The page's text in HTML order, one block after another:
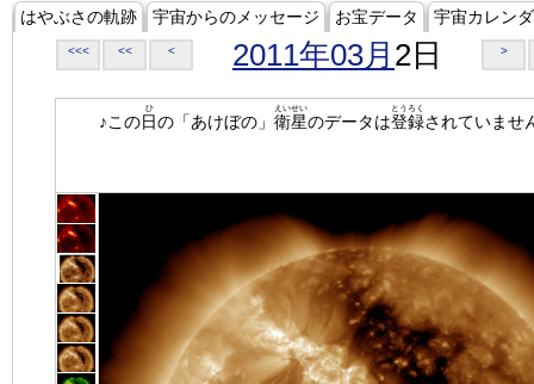
はやぶさの軌跡 宇宙からのメッセージ お宝データ 宇宙カレン
<<< << < 2011年03月 2日 >
♪この日
ひ
の「あけぼの」 衛星
えいせい
のデータは登録
とうろく
されていませ